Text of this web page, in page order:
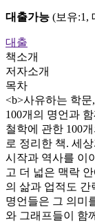
대출가능 (보유:1,
대출
책소개
저자소개
목차
<b>사유하는 학문
100개의 명언과
철학에 관한 100
로 정리한 책. 세
시작과 역사를 이
고 더 넓은 맥락
의 삶과 업적도 간
명언들은 그 의미
와 그래프들이 함